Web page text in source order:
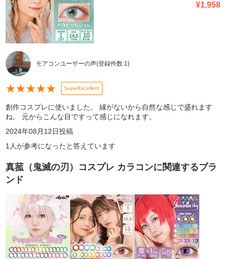
¥1,958
モアコンユーザーの声(登録件数:1)
★★★★★ SuperExcellent
創作コスプレに使いました。 縁がないから自然な感じで盛れます
ね。 元からこんな目ですって感じになれます。
2024年08月12日投稿
1 人が参考になったと答えています
真菰（鬼滅の刃）コスプレ カラコンに関連するブラ
ンド